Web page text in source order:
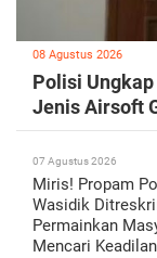
08 Agustus 2026
Polisi
Jenis Airsoft
07 Agustus 2026
Miris! Propam
Wasidik
Permainkan
Mencari Keadilan